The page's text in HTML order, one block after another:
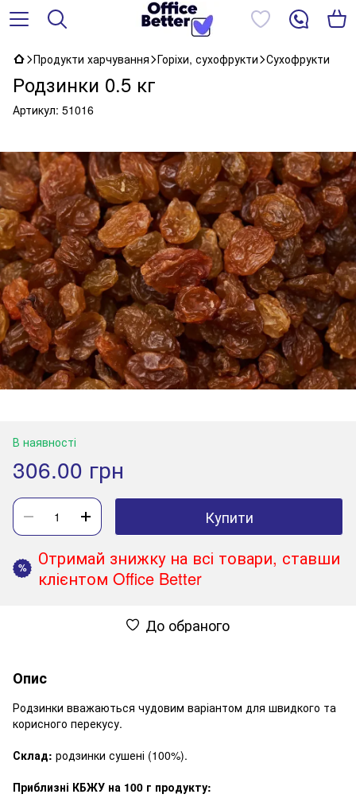
Продукти харчування Горіхи, сухофрукти Сухофрукти
Родзинки 0.5 кг
Артикул: 51016
В наявності
306.00 грн
Купити
%
Отримай знижку на всі товари, ставши
клієнтом Office Better
До обраного
Опис
Родзинки вважаються чудовим варіантом для швидкого та
корисного перекусу.
Склад: родзинки сушені (100%).
Приблизні КБЖУ на 100 г продукту: